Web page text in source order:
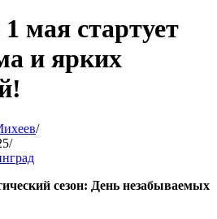
1 мая стартует
и ярких
сезон: День незабываемых